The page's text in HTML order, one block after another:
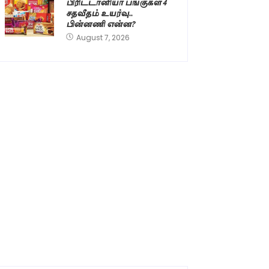
சதவீதம் உயர்வு..
பின்னணி என்ன?
August 7, 2026